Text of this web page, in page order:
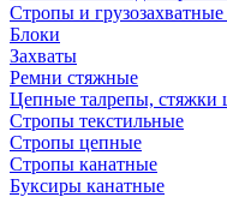
Стропы и
Блоки
Захваты
Ремни стяжные
Цепные талрепы, стяжки
Стропы текстильные
Стропы цепные
Стропы канатные
Буксиры канатные